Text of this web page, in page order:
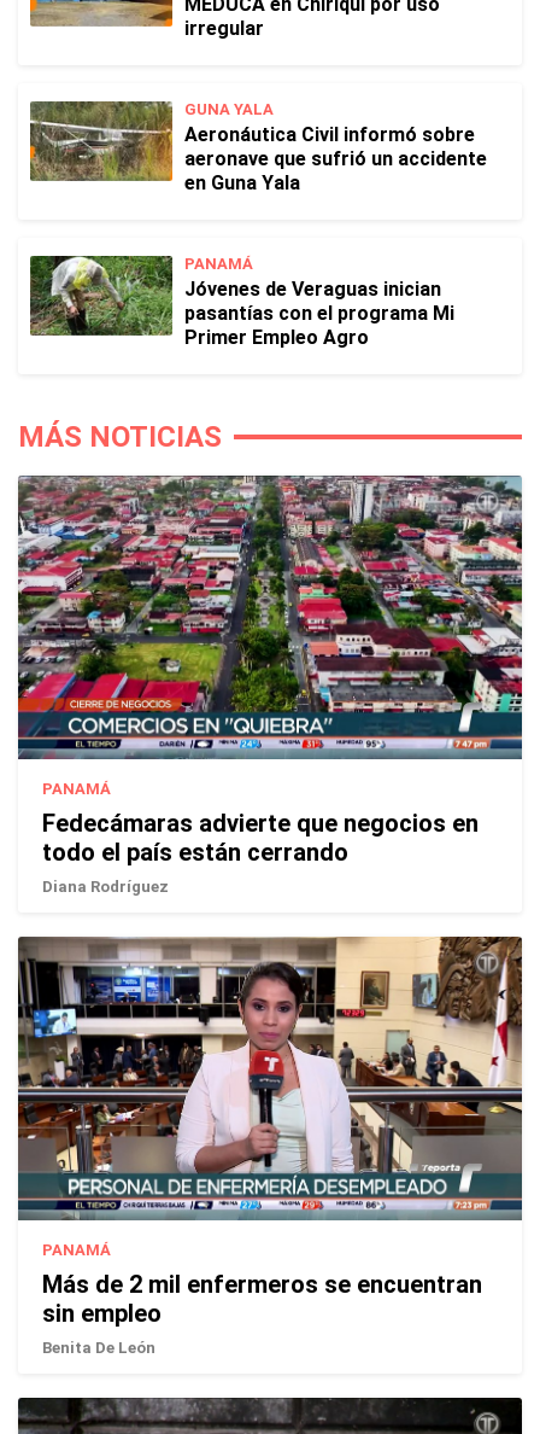
irregular
GUNA YALA
Aeronáutica Civil informó sobre
aeronave que sufrió un accidente
en Guna Yala
PANAMÁ
Jóvenes de Veraguas inician
pasantías con el programa Mi
Primer Empleo Agro
MÁS NOTICIAS
PANAMÁ
Fedecámaras advierte que negocios en
todo el país están cerrando
Diana Rodríguez
PANAMÁ
Más de 2 mil enfermeros se encuentran
sin empleo
Benita De León